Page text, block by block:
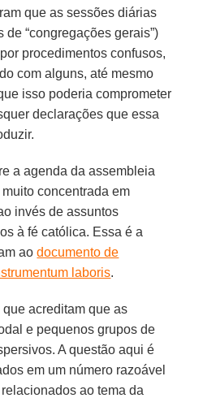
que as sessões diárias
de “congregações gerais”)
procedimentos confusos,
com alguns, até mesmo
isso poderia comprometer
declarações que essa
a agenda da assembleia
concentrada em
invés de assuntos
à fé católica. Essa é a
aodocumento de
laboris.
acreditam que as
e pequenos grupos de
A questão aqui é
em um número razoável
ao tema da